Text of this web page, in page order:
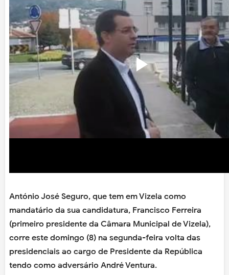
António José Seguro, que tem em Vizela como
mandatário da sua candidatura, Francisco Ferreira
(primeiro presidente da Câmara Municipal de Vizela),
corre este domingo (8) na segunda-feira volta das
presidenciais ao cargo de Presidente da República
tendo como adversário André Ventura.